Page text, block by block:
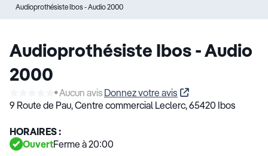
Audioprothésiste Ibos - Audio 2000
Audioprothésiste Ibos - Audio
2000
Aucun avis Donnez votre avis
9 Route de Pau,Centre commercial Leclerc,65420 Ibos
HORAIRES :
OuvertFerme à 20:00